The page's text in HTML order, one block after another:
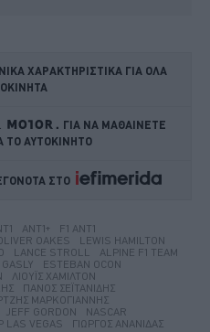
ΧΑΡΑΚΤΗΡΙΣΤΙΚΑ ΓΙΑ ΟΛΑ
ΓΙΑ ΝΑ ΜΑΘΑΙΝΕΤΕ
ΤΟ ΑΥΤΟΚΙΝΗΤΟ
ΣΤΟ
ANT1+
F1 ANT1
OAKES
LEWIS HAMILTON
LANCE STROLL
ALPINE F1 TEAM
ESTEBAN OCON
ΛΙΟΎΙΣ ΧΆΜΙΛΤΟΝ
ΠΆΝΟΣ ΣΕΪΤΑΝΊΔΗΣ
ΜΑΡΚΟΓΙΆΝΝΗΣ
JEFF GORDON
NASCAR
LAS VEGAS ΓΙΏΡΓΟΣ ΑΝΑΝΊΔΑΣ